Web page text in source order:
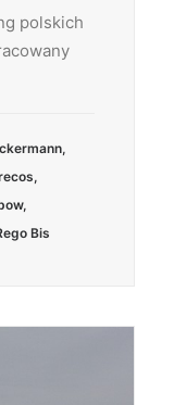
polskich
,
,
,
Bis